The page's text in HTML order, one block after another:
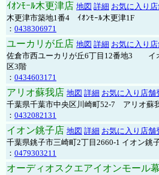
ｲｵﾝﾓｰﾙ木更津店 地図 詳細 お気に入り
木更津市築地1番4 ｲｵﾝﾓｰﾙ木更津1F
： 0438306971
ユーカリが丘店 地図 詳細 お気に入り
佐倉市西ユーカリが丘6丁目12番地3 イ
区3階
： 0434603171
アリオ蘇我店 地図 詳細 お気に入り店舗
千葉県千葉市中央区川崎町52-7 アリオ蘇
： 0432082131
イオン銚子店 地図 詳細 お気に入り店舗
千葉県銚子市三崎町2丁目2660-1 イオン銚
： 0479303211
オーディオスクエアイオンモール